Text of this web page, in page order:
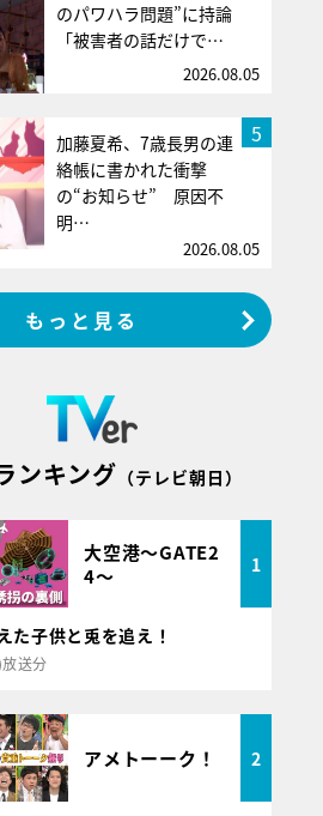
のパワハラ問題”に持論
「被害者の話だけで…
2026.08.05
5
加藤夏希、7歳長男の連
絡帳に書かれた衝撃
の“お知らせ” 原因不
明…
2026.08.05
もっと見る
ンキング （テレビ朝日）
大空港～GATE2
4～
1
た子供と兎を追え！
送分
アメトーーク！ 2